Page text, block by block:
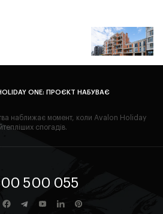
ONE: ПРОЄКТ НАБУВАЄ
наближає момент, коли Avalon Holiday
спогадів.
500 055